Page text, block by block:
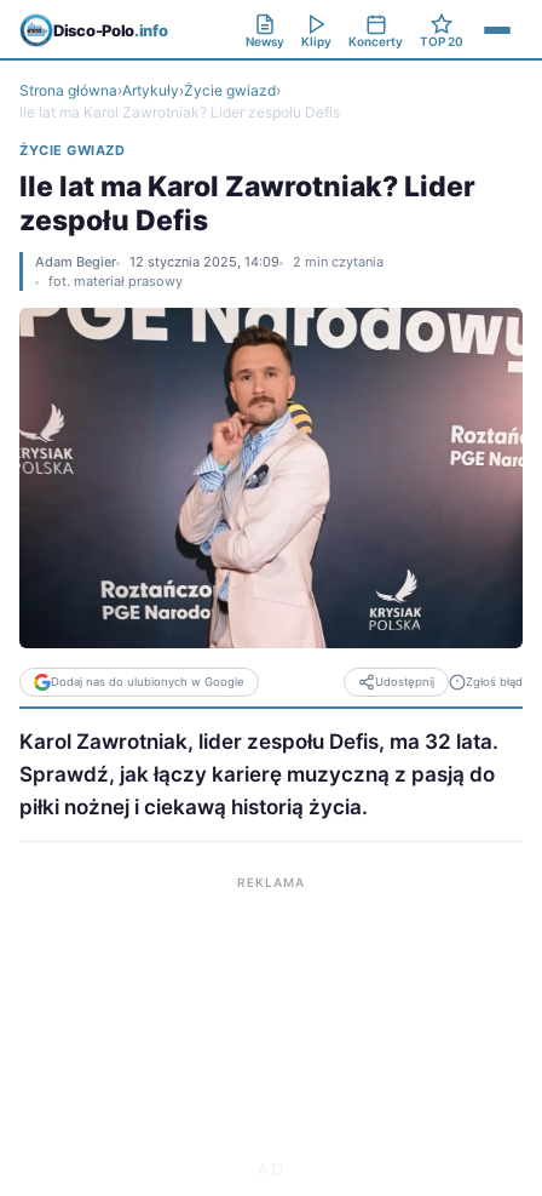
Disco-Polo.info
Newsy Klipy Koncerty TOP 20
Strona główna›Artykuły›Życie gwiazd›
Ile lat ma Karol Zawrotniak? Lider zespołu Defis
ŻYCIE GWIAZD
Ile lat ma Karol Zawrotniak? Lider
zespołu Defis
Adam Begier 12 stycznia 2025, 14:09
2 min czytania
fot. materiał prasowy
Dodaj nas do ulubionych w Google Udostępnij Zgłoś błąd
Karol Zawrotniak, lider zespołu Defis, ma 32 lata.
Sprawdź, jak łączy karierę muzyczną z pasją do
piłki nożnej i ciekawą historią życia.
REKLAMA